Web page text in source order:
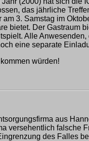
das jährliche
3. Samstag im
bietet. Der Gastraum
Alle
eine separate
würden!
aus
versehentlich falsche
des Falles